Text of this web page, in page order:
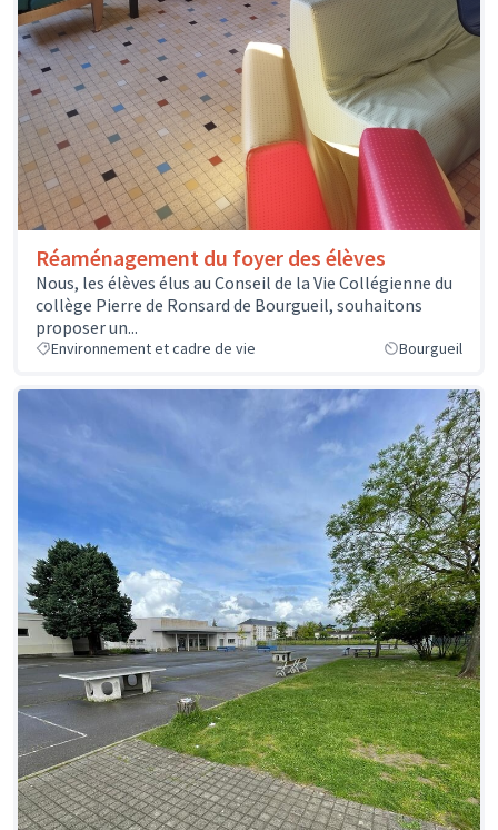
Réaménagement du foyer des élèves
Nous, les élèves élus au Conseil de la Vie Collégienne du
collège Pierre de Ronsard de Bourgueil, souhaitons
proposer un...
Environnement et cadre de vie Bourgueil